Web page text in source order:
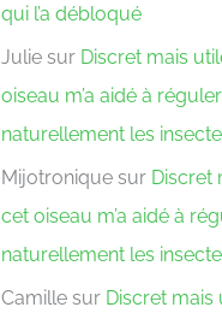
qui l’a débloqué
Julie sur Discret mais
oiseau m’a aidé à réguler
naturellement les
Mijotronique sur Discret
cet oiseau m’a aidé à
naturellement les
Camille sur Discret mais